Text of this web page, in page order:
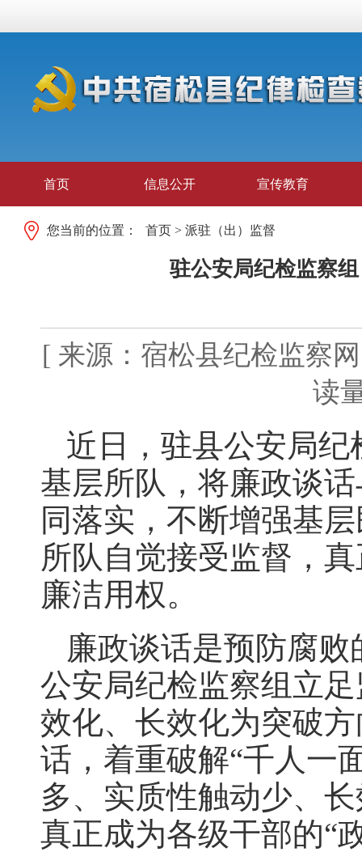
首页 信息公开 宣传教育
您当前的位置： 首页 > 派驻（出）监督
驻公安局纪检监察
[ 来源：宿松县纪检监察
读
近日，驻县公安局
基层所队，将廉政谈
同落实，不断增强基
所队自觉接受监督，
廉洁用权。
廉政谈话是预防腐
公安局纪检监察组立
效化、长效化为突破
话，着重破解“千人一
多、实质性触动少、
真正成为各级干部的“